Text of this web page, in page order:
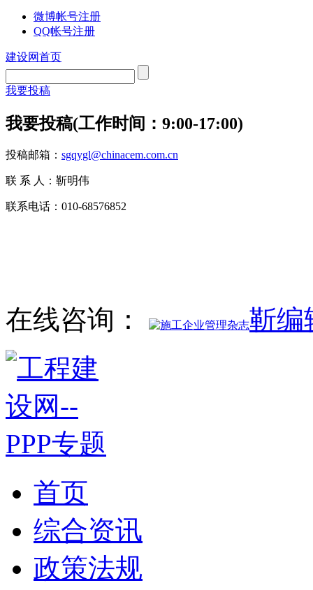
微博帐号注册
QQ帐号注册
建设网首页
我要投稿
我要投稿(工作时间：9:00-17:00)
投稿邮箱： sgqygl@chinacem.com.cn
联 系 人：靳明伟
联系电话：010-68576852
在线咨询： 靳编
首页
综合资讯
政策法规